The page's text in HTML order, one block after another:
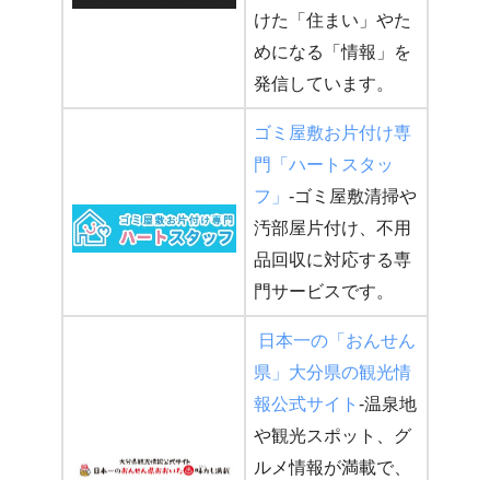
けた「住まい」やた
めになる「情報」を
発信しています。
ゴミ屋敷お片付け専
門「ハートスタッ
フ」 -ゴミ屋敷清掃や
汚部屋片付け、不用
品回収に対応する専
門サービスです。
日本一の「おんせん
県」大分県の観光情
報公式サイト -温泉地
や観光スポット、グ
ルメ情報が満載で、